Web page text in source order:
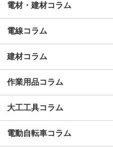
電材・建材コラム
電線コラム
建材コラム
作業用品コラム
大工工具コラム
電動自転車コラム